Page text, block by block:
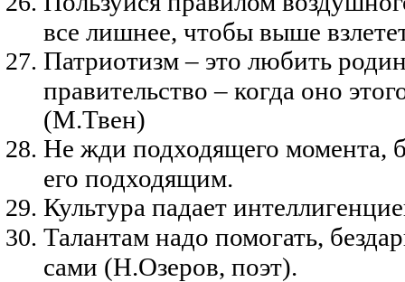
все лишнее, чтобы выше
Патриотизм – это любить
правительство – когда оно
(М.Твен)
Не жди подходящего момента,
его подходящим.
Культура падает
Талантам надо помогать,
сами (Н.Озеров, поэт).